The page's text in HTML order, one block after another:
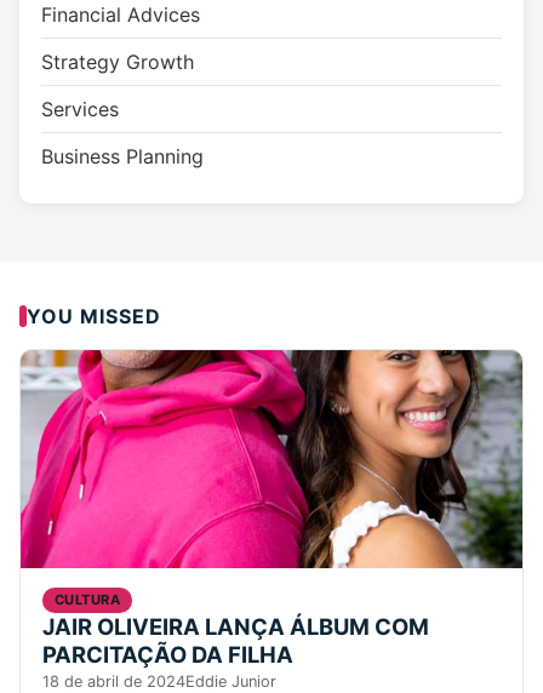
Financial Advices
Strategy Growth
Services
Business Planning
YOU MISSED
CULTURA
JAIR OLIVEIRA LANÇA ÁLBUM COM
PARCITAÇÃO DA FILHA
18 de abril de 2024Eddie Junior